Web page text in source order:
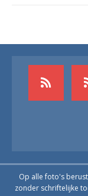
Op alle foto's
zonder schriftelijke